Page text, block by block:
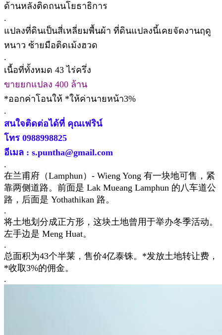
ด้านหลังติดถนนโยธาธิการ
.
แปลงที่ดินเป็นสี่เหลี่ยมพื้นผ้า ที่ดินแปลงนี้เคยจัดงานฤดู
หนาว ซ้ายมือติดเม้งฮวด
.
เนื้อที่ทั้งหมด 43 ไร่ครึ่ง
ขายยกแปลง 400 ล้าน
*ออกค่าโอนให้ *ให้ค่านายหน้า3%
.
สนใจติดต่อได้ที่ คุณเฟริน์
โทร 0988998825
อีเมล : s.puntha@gmail.com
.
在兰甫府（Lamphun）- Wieng Yong 有一块地可售，紧
靠两侧道路。前面是 Lak Mueang Lamphun 的八车道公
路，后面是 Yothathikan 路。
.
将土地划分成正方形，这块土地曾用于举办冬季活动。
左手边是 Meng Huat。
.
总面积为43个半莱，售价4亿泰铢。*发放土地转让费，
*收取3%的佣金。
.